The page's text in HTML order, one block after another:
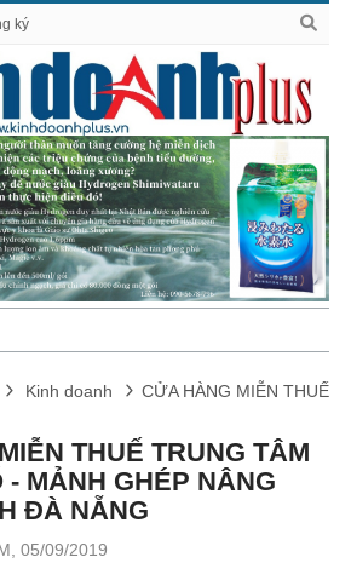
ký
Kinh doanh CỬA HÀNG MIỄN THUẾ
THUẾ TRUNG TÂM
- MẢNH GHÉP NÂNG
ĐÀ NẴNG
05/09/2019